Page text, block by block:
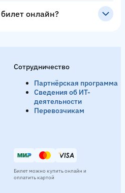
онлайн?
Сотрудничество
Партнёрская программа
Сведения об ИТ-
деятельности
Перевозчикам
Билет можно купить онлайн и
оплатить картой